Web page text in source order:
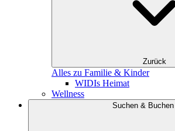
Zurück
Alles zu Familie & Kinder
WIDIs Heimat
Wellness
Suchen & Buchen